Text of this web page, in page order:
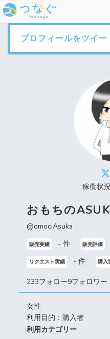
プロフィールをツイー
稼働状
おもちの
@omociAsuka
販売実績 - 件 販売評価
リクエスト実績 - 件 購入
233フォロー9フォロワー
女性
利用目的：購入者
利用カテゴリー